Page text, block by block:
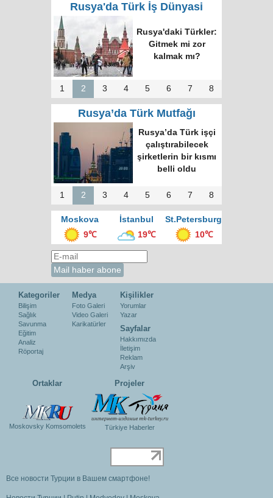
Rusya'da Türk İş Dünyasi
Rusya'daki Türkler:
Gitmek mi zor
kalmak mı?
1 2 3 4 5 6 7 8
Rusya’da Türk Mutfağı
Rusya’da Türk işçi
çalıştırabilecek
şirketlerin bir kısmı
belli oldu
1 2 3 4 5 6 7 8
Moskova İstanbul
St.Petersburg
9℃
19℃ 10℃
Kategoriler
Bilişim
Sağlık
Savunma
Eğitim
Analiz
Röportaj
Medya
Foto Galeri
Video Galeri
Karikatürler
Kişilikler
Yorumlar
Yazar
Sayfalar
Hakkımızda
İletişim
Reklam
Arşiv
Ortaklar
Moskovsky Komsomolets
Projeler
Türkiye Haberler
Все новости Турции в Вашем смартфоне!